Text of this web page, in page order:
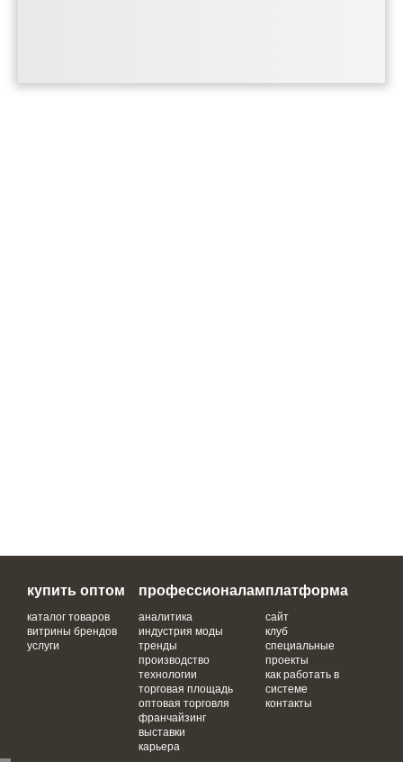
купить оптом
каталог товаров
витрины брендов
услуги
профессионалам
аналитика
индустрия моды
тренды
производство
технологии
торговая площадь
оптовая торговля
франчайзинг
выставки
карьера
платформа
сайт
клуб
специальные
проекты
как работать в
системе
контакты